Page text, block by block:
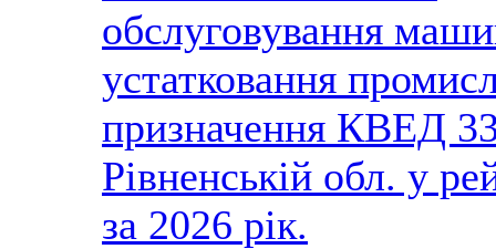
обслуговування
устатковання
призначення КВЕД
Рівненській обл. у
за 2026 рік.